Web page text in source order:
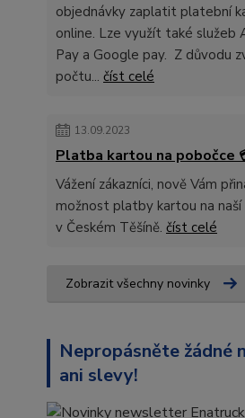
objednávky zaplatit platební
online. Lze využít také služeb
Pay a Google pay. Z důvodu
počtu... číst celé
13.09.2023
Platba kartou na pobočce
Vážení zákazníci, nově Vám
možnost platby kartou na naší
v Českém Těšíně. číst celé
Zobrazit všechny novinky
Nepropásněte žádné
ani slevy!